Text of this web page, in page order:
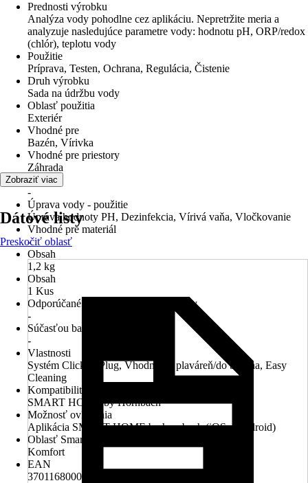
Prednosti výrobku
Analýza vody pohodlne cez aplikáciu. Nepretržite meria a
analyzuje nasledujúce parametre vody: hodnotu pH, ORP/redox
(chlór), teplotu vody
Použitie
Príprava, Testen, Ochrana, Regulácia, Čistenie
Druh výrobku
Sada na údržbu vody
Oblasť použitia
Exteriér
Vhodné pre
Bazén, Vírivka
Vhodné pre priestory
Záhrada
Forma
-
Úprava vody - použitie
Úprava hodnoty PH, Dezinfekcia, Vírivá vaňa, Vločkovanie
Vhodné pre materiál
-
Obsah
1,2 kg
Obsah
1 Kus
Odporúčané dávkovanie na 10m³ vody
-
Súčasťou balenia
-
Vlastnosti
Systém Click & Plug, Vhodný na plaváreň/do bazéna, Easy
Cleaning
Kompatibilita
SMART HOME by Hornbach
Možnosť ovládania
Aplikácia SMART HOME by hornbach (iOS a Android)
Oblasť Smart Home
Komfort
EAN
3701168000105
Zobraziť viac
Dátové listy
Preskočiť oblasť